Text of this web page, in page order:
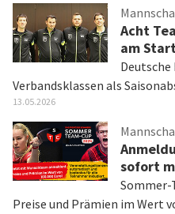
Acht
am
Verbandsklassen als
13.05.2026
sofort
Sommer-
Preise und Prämien im Wert